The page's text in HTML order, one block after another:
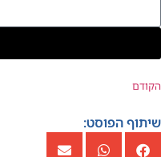
הקודם
שיתוף הפוסט: